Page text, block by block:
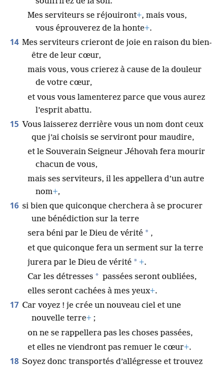
Mes serviteurs se réjouiront+, mais vous,
vous éprouverez de la honte+.
14 Mes serviteurs crieront de joie en raison du bien-
être de leur cœur,
mais vous, vous crierez à cause de la douleur
de votre cœur,
et vous vous lamenterez parce que vous aurez
l’esprit abattu.
15 Vous laisserez derrière vous un nom dont ceux
que j’ai choisis se serviront pour maudire,
et le Souverain Seigneur Jéhovah fera mourir
chacun de vous,
mais ses serviteurs, il les appellera d’un autre
nom+,
16 si bien que quiconque cherchera à se procurer
une bénédiction sur la terre
sera béni par le Dieu de vérité * ,
et que quiconque fera un serment sur la terre
jurera par le Dieu de vérité * +.
Car les détresses * passées seront oubliées,
elles seront cachées à mes yeux+.
17 Car voyez ! je crée un nouveau ciel et une
nouvelle terre+ ;
on ne se rappellera pas les choses passées,
et elles ne viendront pas remuer le cœur+.
18 Soyez donc transportés d’allégresse et trouvez